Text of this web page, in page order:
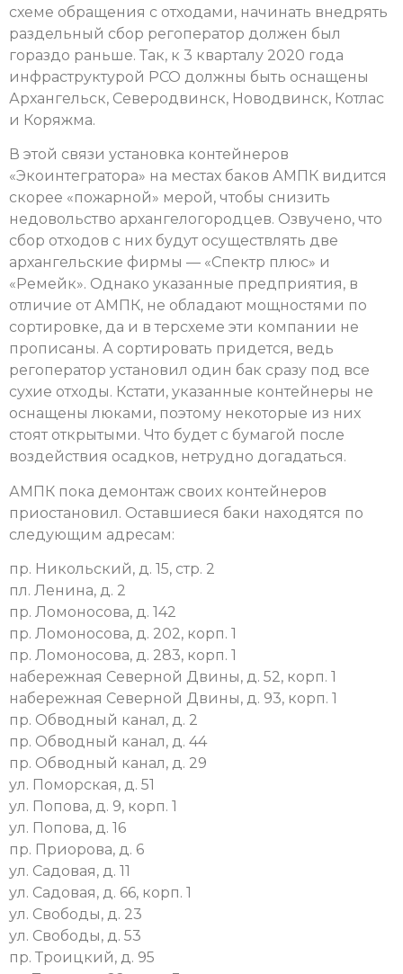
схеме обращения с отходами, начинать внедрять
раздельный сбор регоператор должен был
гораздо раньше. Так, к 3 кварталу 2020 года
инфраструктурой РСО должны быть оснащены
Архангельск, Северодвинск, Новодвинск, Котлас
и Коряжма.
В этой связи установка контейнеров
«Экоинтегратора» на местах баков АМПК видится
скорее «пожарной» мерой, чтобы снизить
недовольство архангелогородцев. Озвучено, что
сбор отходов с них будут осуществлять две
архангельские фирмы — «Спектр плюс» и
«Ремейк». Однако указанные предприятия, в
отличие от АМПК, не обладают мощностями по
сортировке, да и в терсхеме эти компании не
прописаны. А сортировать придется, ведь
регоператор установил один бак сразу под все
сухие отходы. Кстати, указанные контейнеры не
оснащены люками, поэтому некоторые из них
стоят открытыми. Что будет с бумагой после
воздействия осадков, нетрудно догадаться.
АМПК пока демонтаж своих контейнеров
приостановил. Оставшиеся баки находятся по
следующим адресам:
пр. Никольский, д. 15, стр. 2
пл. Ленина, д. 2
пр. Ломоносова, д. 142
пр. Ломоносова, д. 202, корп. 1
пр. Ломоносова, д. 283, корп. 1
набережная Северной Двины, д. 52, корп. 1
набережная Северной Двины, д. 93, корп. 1
пр. Обводный канал, д. 2
пр. Обводный канал, д. 44
пр. Обводный канал, д. 29
ул. Поморская, д. 51
ул. Попова, д. 9, корп. 1
ул. Попова, д. 16
пр. Приорова, д. 6
ул. Садовая, д. 11
ул. Садовая, д. 66, корп. 1
ул. Свободы, д. 23
ул. Свободы, д. 53
пр. Троицкий, д. 95